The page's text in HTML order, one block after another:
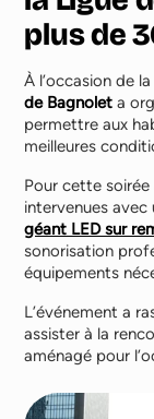
plus de
À l’occasion de
de Bagnolet a
permettre aux
meilleures
Pour cette
intervenues
géant LED sur
sonorisation
équipements
L’événement a
assister à la
aménagé pour